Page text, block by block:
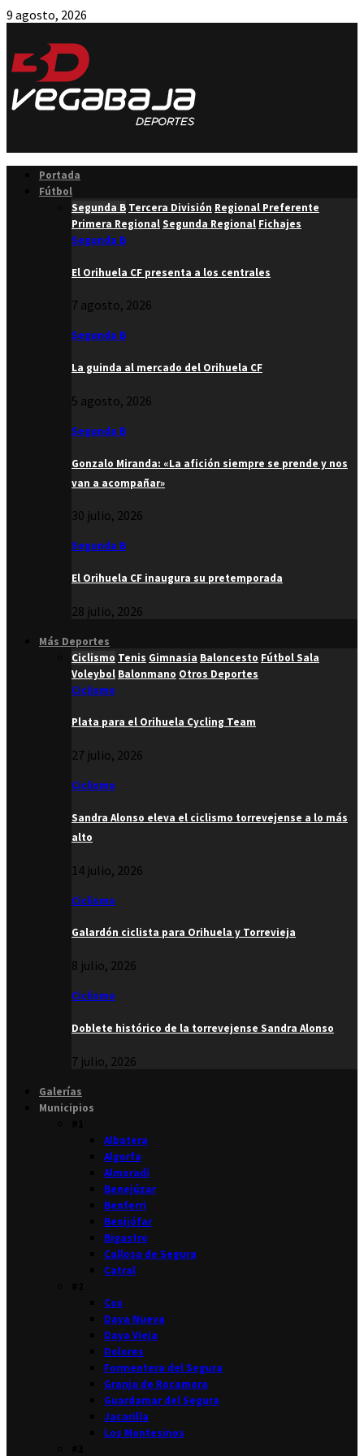
9 agosto, 2026
Portada
Fútbol
Segunda B Tercera División Regional Preferente
Primera RegionalSegunda Regional Fichajes
Segunda B
El Orihuela CF presenta a los centrales
7 agosto, 2026
Segunda B
La guinda al mercado del Orihuela CF
5 agosto, 2026
Segunda B
Gonzalo Miranda: «La afición siempre se prende y nos
van a acompañar»
30 julio, 2026
Segunda B
El Orihuela CF inaugura su pretemporada
28 julio, 2026
Más Deportes
Ciclismo Tenis Gimnasia Baloncesto Fútbol Sala
Voleybol Balonmano Otros Deportes
Ciclismo
Plata para el Orihuela Cycling Team
27 julio, 2026
Ciclismo
Sandra Alonso eleva el ciclismo torrevejense a lo más
alto
14 julio, 2026
Ciclismo
Galardón ciclista para Orihuela y Torrevieja
8 julio, 2026
Ciclismo
Doblete histórico de la torrevejense Sandra Alonso
7 julio, 2026
Galerías
Municipios
Albatera
Algorfa
Almoradí
Benejúzar
Benferri
Benijófar
Bigastro
Callosa de Segura
Catral
Cox
Daya Nueva
Daya Vieja
Dolores
Formentera del Segura
Granja de Rocamora
Guardamar del Segura
Jacarilla
Los Montesinos